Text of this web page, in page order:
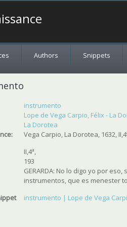
Authors Snippets
instrumento
Lope de Vega Carpio, Félix - La
La Dorotea
Vega Carpio, La Dorotea, 1632,
II,4ª,
193
GERARDA: No lo digo yo por
instrumentos, que es menester
instrumento | Lope de Vega